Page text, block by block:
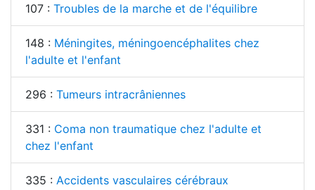
107 : Troubles de la marche et de l'équilibre
148 : Méningites, méningoencéphalites chez
l'adulte et l'enfant
296 : Tumeurs intracrâniennes
331 : Coma non traumatique chez l'adulte et
chez l'enfant
335 : Accidents vasculaires cérébraux